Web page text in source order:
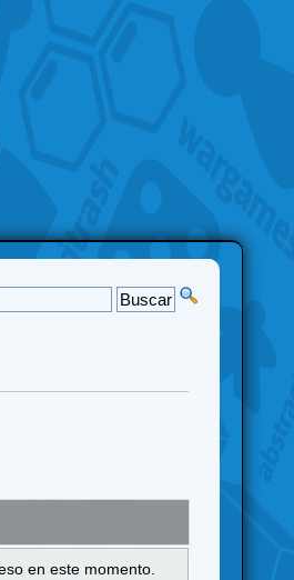
en este momento.